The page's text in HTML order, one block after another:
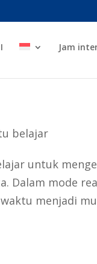
Jam
belajar
untuk
Dalam mode
menjadi